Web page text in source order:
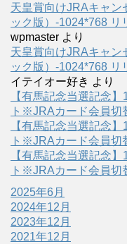
天皇賞向けJRAキャン
ック版）-1024*768
wpmaster より
天皇賞向けJRAキャン
ック版）-1024*768
イテイオー好き より
【有馬記念当選記念
ト※JRAカード会員切
【有馬記念当選記念
ト※JRAカード会員切
【有馬記念当選記念
ト※JRAカード会員切
2025年6月
2024年12月
2023年12月
2021年12月